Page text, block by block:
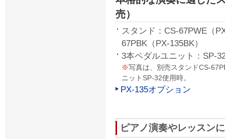
売）
スタンド：CS-67PWE（
67PBK（PX-135BK）
3本ペダルユニット：SP-
※写真は、別売スタンドCS-
ニットSP-32使用時。
PX-135オプション
ピアノ演奏やレッスン